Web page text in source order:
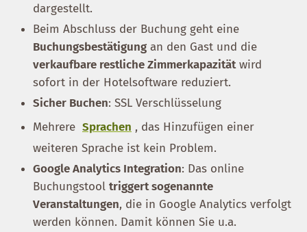
dargestellt.
Beim Abschluss der Buchung geht eine
Buchungsbestätigung an den Gast und die
verkaufbare restliche Zimmerkapazitätwird
sofort in der Hotelsoftware reduziert.
Sicher Buchen: SSL Verschlüsselung
Mehrere Sprachen , das Hinzufügen einer
weiteren Sprache ist kein Problem.
Google Analytics Integration: Das online
Buchungstool triggert sogenannte
Veranstaltungen, die in Google Analytics verfolgt
werden können. Damit können Sie u.a.